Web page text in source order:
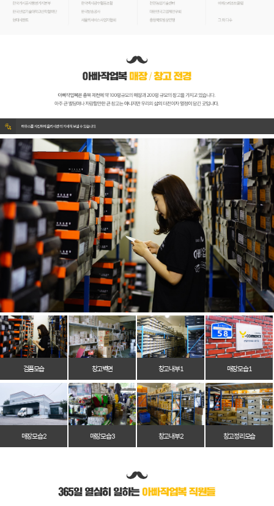
검품모습 창고벽면 창고 내부 1 매장 모습 1
매장 모습 2 매장 모습 3 창고 내부 2 창고 정리 모습